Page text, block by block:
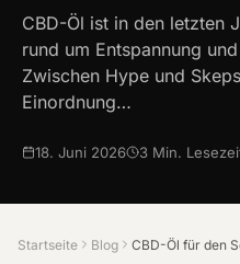
CBD-Öl ist in den letzten
rund um Entspannung
Zwischen Hype und
Einordnung…
18. Juni 2026 3 Min.
Startseite Blog CBD-Öl für den